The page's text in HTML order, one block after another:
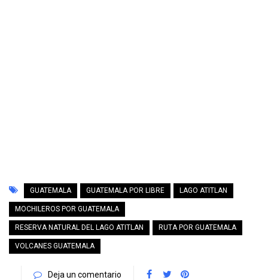
GUATEMALA GUATEMALA POR LIBRE LAGO ATITLAN
MOCHILEROS POR GUATEMALA
RESERVA NATURAL DEL LAGO ATITLAN RUTA POR GUATEMALA
VOLCANES GUATEMALA
Deja un comentario